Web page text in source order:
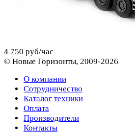
4 750 руб/час
© Новые Горизонты, 2009-2026
О компании
Сотрудничество
Каталог техники
Оплата
Производители
Контакты